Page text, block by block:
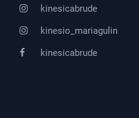
kinesicabrude
kinesio_mariagulin
kinesicabrude